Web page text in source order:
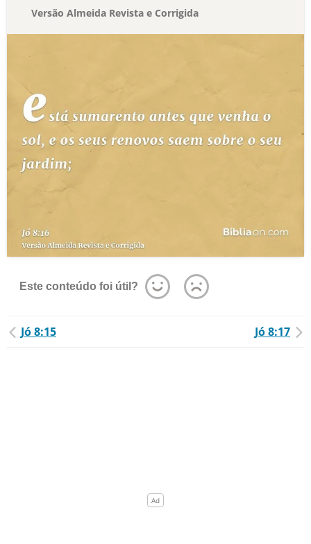
Versão Almeida Revista e Corrigida
Este conteúdo foi útil?
Jó 8:15 Jó 8:17